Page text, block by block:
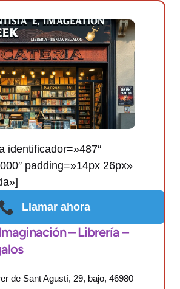
identificador=»487″
padding=»14px 26px»
Llamar ahora
– Librería –
de Sant Agustí, 29, bajo, 46980